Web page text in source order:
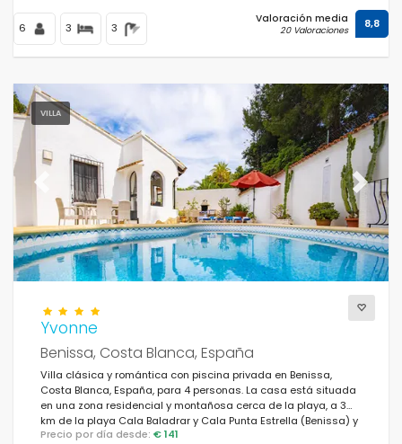
6 3 3
Valoración media
20 Valoraciones 8,8
VILLA
Previous Next
Yvonne
Benissa, Costa Blanca, España
Villa clásica y romántica con piscina privada en Benissa,
Costa Blanca, España, para 4 personas. La casa está situada
en una zona residencial y montañosa cerca de la playa, a 3
km de la playa Cala Baladrar y Cala Punta Estrella (Benissa) y
a 4 km de Moraira.
Precio por día desde: € 141